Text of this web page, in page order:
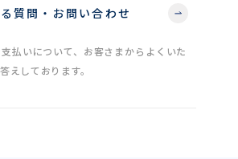
質問・お問い合わせ
払いについて、お客さまからよくいた
えしております。